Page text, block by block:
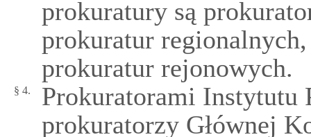
prokuratury są
prokuratur
prokuratur rejonowych.
§ 4.
Prokuratorami Instytutu
prokuratorzy Głównej